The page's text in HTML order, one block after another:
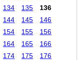
134 135
136
144 145
146
154 155
156
164 165
166
174 175
176